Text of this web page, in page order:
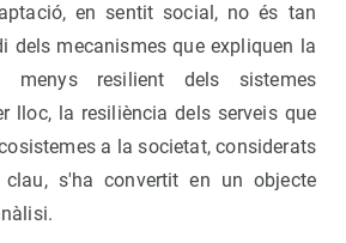
en sentit social, no és tan
dels mecanismes que expliquen la
menys resilient dels sistemes
lloc, la resiliència dels serveis que
a la societat, considerats
s'ha convertit en un objecte